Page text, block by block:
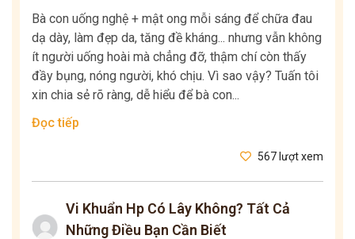
Bà con uống nghệ + mật ong mỗi sáng để chữa đau
dạ dày, làm đẹp da, tăng đề kháng... nhưng vẫn không
ít người uống hoài mà chẳng đỡ, thậm chí còn thấy
đầy bụng, nóng người, khó chịu. Vì sao vậy? Tuấn tôi
xin chia sẻ rõ ràng, dễ hiểu để bà con...
Đọc tiếp
567 lượt xem
Vi Khuẩn Hp Có Lây Không? Tất Cả
Những Điều Bạn Cần Biết